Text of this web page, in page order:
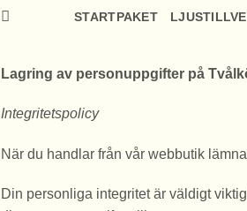
STARTPAKET
Lagring av personuppgifter på
Integritetspolicy
När du handlar från vår webbutik
Din personliga integritet är väldigt